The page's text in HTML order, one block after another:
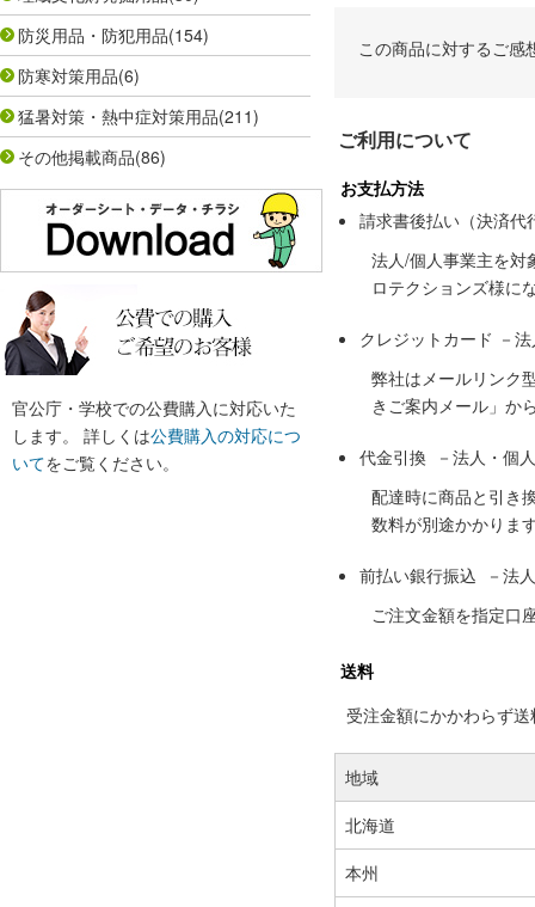
防災用品・防犯用品(154)
防寒対策用品(6)
猛暑対策・熱中症対策用品(211)
その他掲載商品(86)
官公庁・学校での公費購入に対応いた
します。 詳しくは公費購入の対応につ
いてをご覧ください。
この商品に対するご感
ご利用について
お支払方法
請求書後払い（決済代
法人/個人事業主を対
ロテクションズ様に
クレジットカード －
弊社はメールリンク
きご案内メール」か
代金引換 －法人・個
配達時に商品と引き
数料が別途かかりま
前払い銀行振込 －法
ご注文金額を指定口
送料
受注金額にかかわらず
地域
北海道
本州